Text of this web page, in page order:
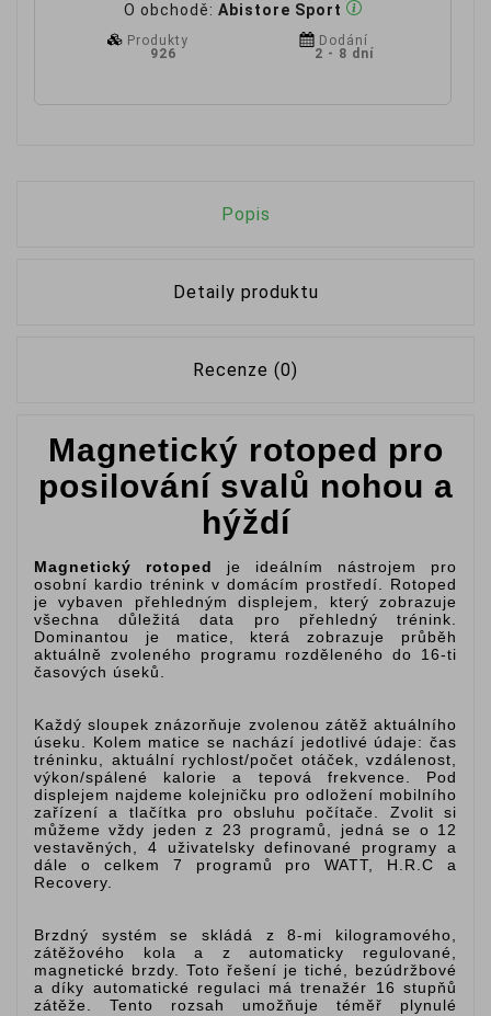
O obchodě: Abistore Sport
Produkty
926
Dodání
2 - 8 dní
Popis
Detaily produktu
Recenze (0)
Magnetický rotoped pro
posilování svalů nohou a
hýždí
Magnetický rotoped
je ideálním nástrojem pro
osobní kardio trénink v domácím prostředí. Rotoped
je vybaven přehledným displejem, který zobrazuje
všechna důležitá data pro přehledný trénink.
Dominantou je matice, která zobrazuje průběh
aktuálně zvoleného programu rozděleného do 16-ti
časových úseků.
Každý sloupek znázorňuje zvolenou zátěž aktuálního
úseku. Kolem matice se nachází jedotlivé údaje: čas
tréninku, aktuální rychlost/počet otáček, vzdálenost,
výkon/spálené kalorie a tepová frekvence. Pod
displejem najdeme kolejničku pro odložení mobilního
zařízení a tlačítka pro obsluhu počítače. Zvolit si
můžeme vždy jeden z 23 programů, jedná se o 12
vestavěných, 4 uživatelsky definované programy a
dále o celkem 7 programů pro WATT, H.R.C a
Recovery.
Brzdný systém se skládá z 8-mi kilogramového,
zátěžového kola a z automaticky regulované,
magnetické brzdy. Toto řešení je tiché, bezúdržbové
a díky automatické regulaci má trenažér 16 stupňů
zátěže. Tento rozsah umožňuje téměř plynulé